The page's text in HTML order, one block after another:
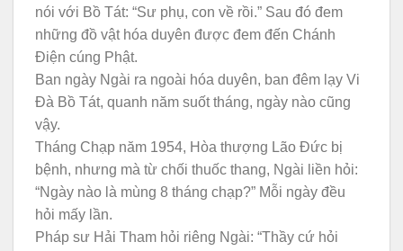
nói với Bồ Tát: “Sư phụ, con về rồi.” Sau đó đem
những đồ vật hóa duyên được đem đến Chánh
Điện cúng Phật.
Ban ngày Ngài ra ngoài hóa duyên, ban đêm lạy Vi
Đà Bồ Tát, quanh năm suốt tháng, ngày nào cũng
vậy.
Tháng Chạp năm 1954, Hòa thượng Lão Đức bị
bệnh, nhưng mà từ chối thuốc thang, Ngài liền hỏi:
“Ngày nào là mùng 8 tháng chạp?” Mỗi ngày đều
hỏi mấy lần.
Pháp sư Hải Tham hỏi riêng Ngài: “Thầy cứ hỏi